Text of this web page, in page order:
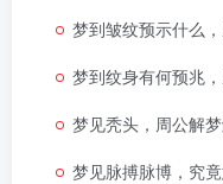
梦到皱纹预示什么
梦到纹身有何预兆
梦见秃头，周公解
梦见脉搏脉博，究